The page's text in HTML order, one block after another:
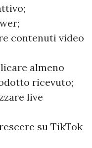
contenuti video
almeno
ricevuto;
live
su TikTok